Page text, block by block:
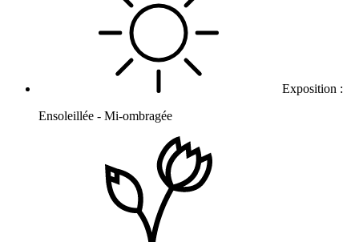
Exposition :
Ensoleillée - Mi-ombragée